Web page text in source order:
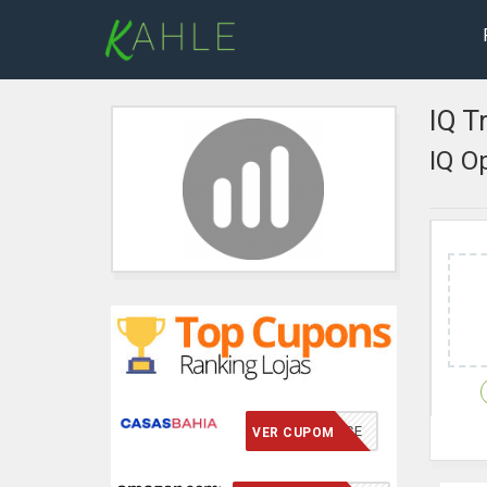
VCMERECE
VER CUPOM
IQ
IQ